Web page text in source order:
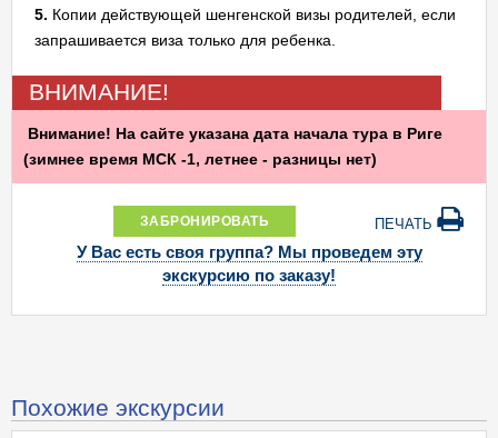
5. Копии действующей шенгенской визы родителей, если
запрашивается виза только для ребенка.
ВНИМАНИЕ!
Внимание! На сайте указана дата начала тура в Риге
(зимнее время МСК -1, летнее - разницы нет)
ЗАБРОНИРОВАТЬ ПЕЧАТЬ
У Вас есть своя группа? Мы проведем эту
экскурсию по заказу!
Похожие экскурсии